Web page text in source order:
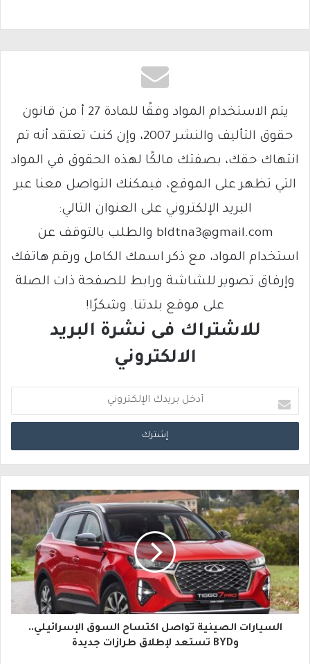
يتم الاستخدام المواد وفقًا للمادة 27 أ من قانون
حقوق التأليف والنشر 2007، وإن كنت تعتقد أنه تم
انتهاك حقك، بصفتك مالكًا لهذه الحقوق في المواد
التي تظهر على الموقع، فيمكنك التواصل معنا عبر
البريد الإلكتروني على العنوان التالي:
bldtna3@gmail.com والطلب بالتوقف عن
استخدام المواد، مع ذكر اسمك الكامل ورقم هاتفك
وإرفاق تصوير للشاشة ورابط للصفحة ذات الصلة
على موقع بلدتنا. وشكرًا!
للاشتراك فى نشرة البريد
الالكتروني
د
خ
ر
ي
د
ك
ا
السيارات الصينية تواصل اكتساح السوق الإسرائيلي..
وBYD تستعد لإطلاق طرازات جديدة